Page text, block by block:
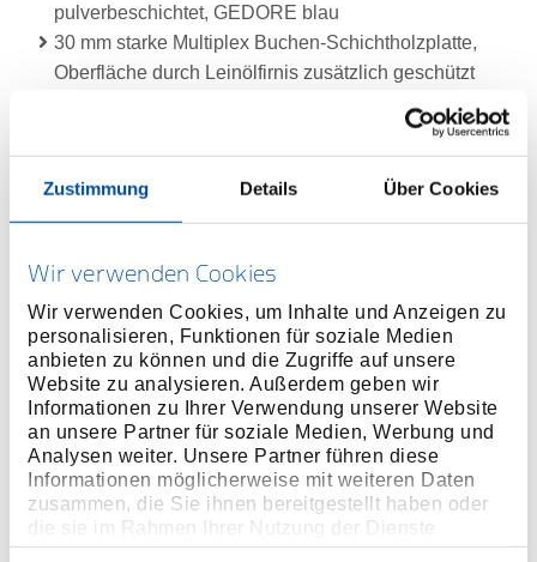
Zustimmung Details Über Cookies
Wir verwenden Cookies
Wir verwenden Cookies, um Inhalte und Anzeigen zu
personalisieren, Funktionen für soziale Medien
anbieten zu können und die Zugriffe auf unsere
Website zu analysieren. Außerdem geben wir
Informationen zu Ihrer Verwendung unserer Website
an unsere Partner für soziale Medien, Werbung und
Analysen weiter. Unsere Partner führen diese
Informationen möglicherweise mit weiteren Daten
zusammen, die Sie ihnen bereitgestellt haben oder
die sie im Rahmen Ihrer Nutzung der Dienste
gesammelt haben. Unsere vollständige
pulverbeschichtet, GEDORE blau
30 mm starke Multiplex Buchen-Schichtholzplatte,
Oberfläche durch Leinölfirnis zusätzlich geschützt
Sicherheit durch Fersenschutz für Personen
Schubladen:
Zentralverriegelung mit Zylinderschloss
1 XL-Schublade (B 1055 x T 400 mm), 6 breite
herausnehmbar
Sicherheitsverriegelung je Schublade,
Einhandbedienung
Kugelgelagerte Führungsschienen
Individuell bestückbar durch Längs- und Querteiler
(auch einzeln lieferbar)
Tragfähigkeit pro Schublade 40 kg, untere
Schwerlastschublade 60 kg
GEDORE Hochleistungs-Fahrwerk:
Gesamttragkraft 1000 kg, im mobilen Betrieb 750 kg